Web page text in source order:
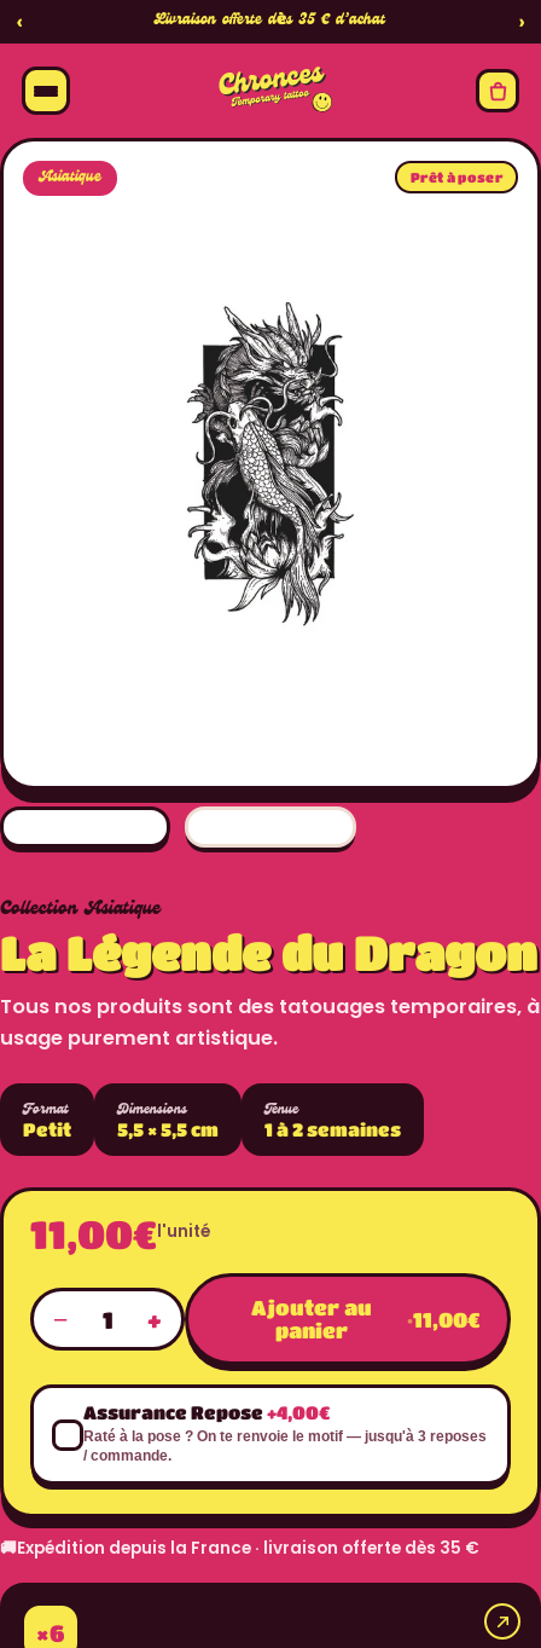
‹ Livraison offerte dès 35 € d’achat ›
Asiatique Prêt à poser
Collection Asiatique
La Légende du Dragon
Tous nos produits sont des tatouages temporaires, à
usage purement artistique.
Format
Petit
Dimensions
5,5 × 5,5 cm
Tenue
1 à 2 semaines
11,00€l'unité
− 1 +
Ajouter au
panier
·11,00€
Assurance Repose+4,00€
Raté à la pose ? On te renvoie le motif — jusqu'à 3 reposes
/ commande.
🚚Expédition depuis la France · livraison offerte dès 35 €
×6